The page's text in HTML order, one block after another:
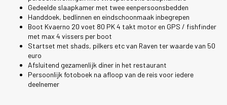
Gedeelde slaapkamer met twee eenpersoonsbedden
Handdoek, bedlinnen en eindschoonmaak inbegrepen
Boot Kvaerno 20 voet 80 PK 4 takt motor en GPS / fishfinder
met max 4 vissers per boot
Startset met shads, pilkers etc van Raven ter waarde van 50
euro
Afsluitend gezamenlijk diner in het restaurant
Persoonlijk fotoboek na afloop van de reis voor iedere
deelnemer